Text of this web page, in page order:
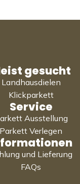
gesucht
Landhausdielen
Klickparkett
Service
Ausstellung
Parkett Verlegen
und Lieferung
FAQs